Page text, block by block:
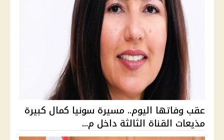
عقب وفاتها اليوم.. مسيرة سونيا كمال كبيرة
مذيعات القناة الثالثة داخل م...